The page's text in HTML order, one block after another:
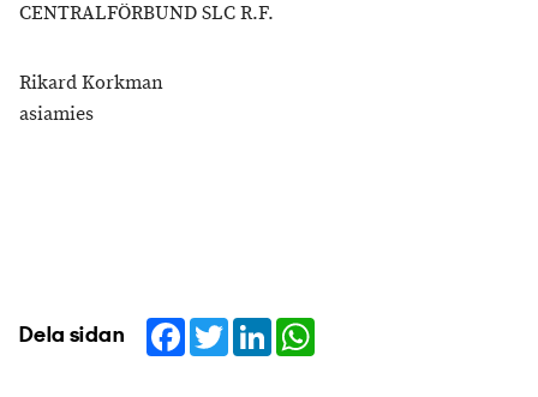
CENTRALFÖRBUND SLC R.F.
Rikard Korkman
asiamies
Dela sidan Facebook
TwitterLinkedIn